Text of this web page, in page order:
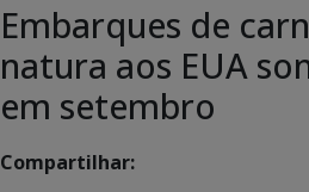
Embarques de
natura aos EUA
em setembro
Compartilhar: